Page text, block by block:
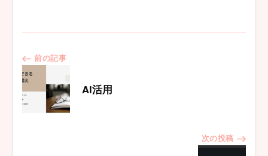
投
稿
ナ
前の記事
AI活用
次の投稿